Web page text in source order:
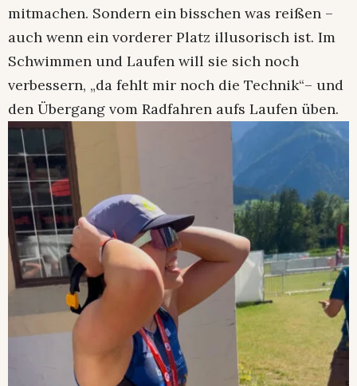
mitmachen. Sondern ein bisschen was reißen –
auch wenn ein vorderer Platz illusorisch ist. Im
Schwimmen und Laufen will sie sich noch
verbessern, „da fehlt mir noch die Technik“– und
den Übergang vom Radfahren aufs Laufen üben.